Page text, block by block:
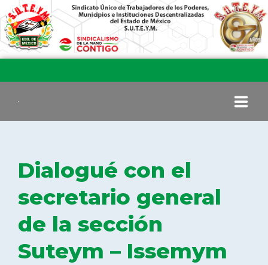
COMITÉ EJECUTIVO
COMISIÓN DE VIGILANCIA
SECCIONES
Dialogué con el
secretario general
de la sección
Suteym – Issemym